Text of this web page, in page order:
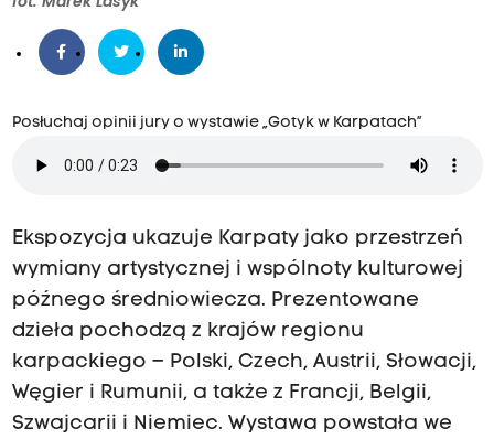
Posłuchaj opinii jury o wystawie „Gotyk w Karpatach”
Ekspozycja ukazuje Karpaty jako przestrzeń
wymiany artystycznej i wspólnoty kulturowej
późnego średniowiecza. Prezentowane
dzieła pochodzą z krajów regionu
karpackiego – Polski, Czech, Austrii, Słowacji,
Węgier i Rumunii, a także z Francji, Belgii,
Szwajcarii i Niemiec. Wystawa powstała we